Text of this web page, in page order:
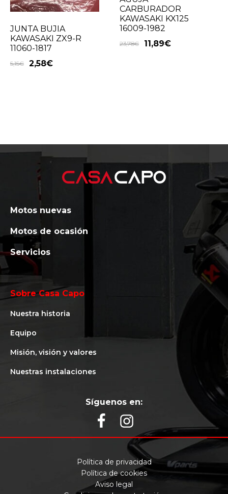
JUNTA BUJIA
KAWASAKI ZX9-R
11060-1817
5,15€ 2,58€
CARBURADOR
KAWASAKI KX125
16009-1982
23,78€ 11,89€
Motos nuevas
Motos de ocasión
Servicios
Sobre Casa Capo
Nuestra historia
Equipo
Misión, visión y valores
Nuestras instalaciones
Síguenos en:
Política de privacidad
Política de cookies
Aviso legal